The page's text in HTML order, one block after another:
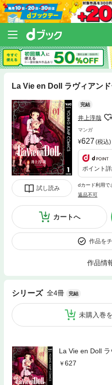
La Vie en Doll ラヴィアン
試し読み
完結
井上淳哉
マンガ
627 (税込)
ポイント
dカード利用で
返品不可
カートへ
作品を
作品情
シリーズ 全4冊 完結
未購入巻
La Vie en Doll
627